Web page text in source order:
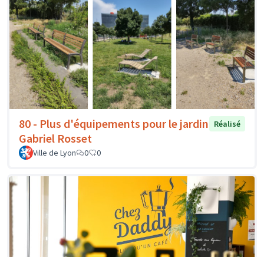
80 - Plus d'équipements pour le jardin
Gabriel Rosset
Réalisé
Ville de Lyon 0 0